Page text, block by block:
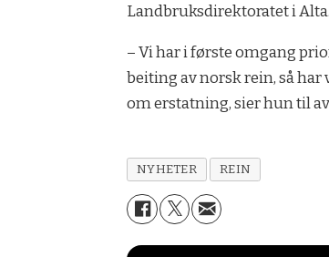
Landbruksdirektoratet i Alta.
– Vi har i første omgang
beiting av norsk rein, så
om erstatning, sier hun til
NYHETER REIN